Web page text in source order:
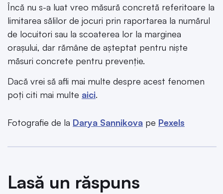
Încă nu s-a luat vreo măsură concretă referitoare la
limitarea sălilor de jocuri prin raportarea la numărul
de locuitori sau la scoaterea lor la marginea
orașului, dar rămâne de așteptat pentru niște
măsuri concrete pentru prevenție.
Dacă vrei să afli mai multe despre acest fenomen
poți citi mai multe aici.
Fotografie de la Darya Sannikova pe Pexels
Lasă un răspuns